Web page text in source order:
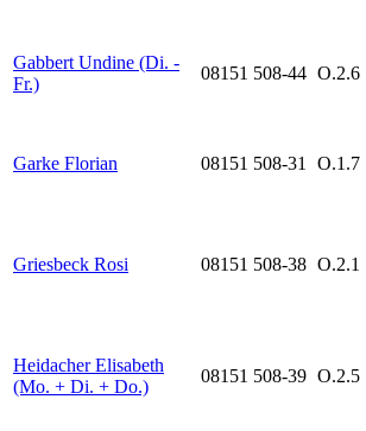
Gabbert Undine (Di. -
Fr.)
08151 508-44 O.2.6
Garke Florian 08151 508-31 O.1.7
Griesbeck Rosi 08151 508-38 O.2.1
Heidacher Elisabeth
(Mo. + Di. + Do.)
08151 508-39 O.2.5